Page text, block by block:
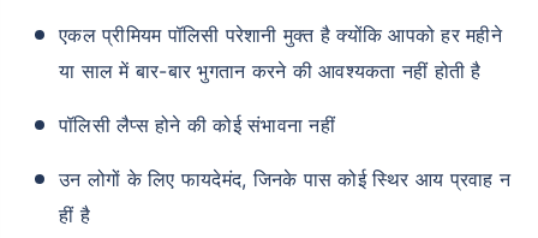
एकल प्रीमियम पॉलिसी परेशानी मुक्त है क्योंकि आपको हर महीने
या साल में बार-बार भुगतान करने की आवश्यकता नहीं होती है
पॉलिसी लैप्स होने की कोई संभावना नहीं
उन लोगों के लिए फायदेमंद, जिनके पास कोई स्थिर आय प्रवाह न
हीं है